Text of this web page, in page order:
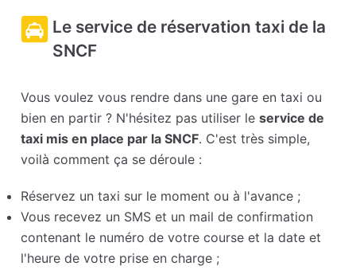
Le service de réservation taxi de la
SNCF
Vous voulez vous rendre dans une gare en taxi ou
bien en partir ? N'hésitez pas utiliser leservice de
taxi mis en place par la SNCF. C'est très simple,
voilà comment ça se déroule :
Réservez un taxi sur le moment ou à l'avance ;
Vous recevez un SMS et un mail de confirmation
contenant le numéro de votre course et la date et
l'heure de votre prise en charge ;